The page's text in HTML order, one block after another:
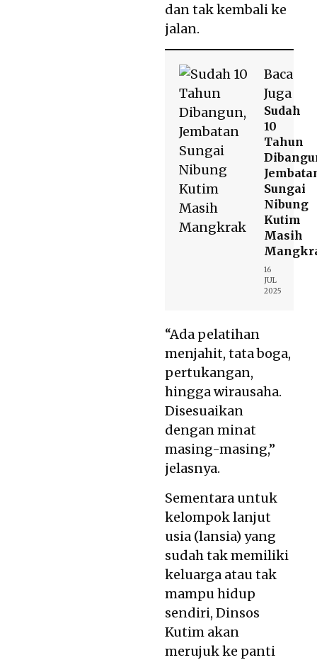
dan tak kembali ke
jalan.
Baca
Juga
Sudah
10
Tahun
Sungai
Nibung
Kutim
Masih
16
JUL
2025
“Ada pelatihan
menjahit, tata boga,
pertukangan,
hingga wirausaha.
Disesuaikan
dengan minat
masing-masing,”
jelasnya.
Sementara untuk
kelompok lanjut
usia (lansia) yang
sudah tak memiliki
keluarga atau tak
mampu hidup
sendiri, Dinsos
Kutim akan
merujuk ke panti